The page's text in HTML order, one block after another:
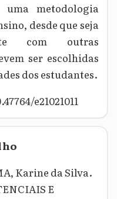
uma metodologia
desde que seja
com outras
ser escolhidas
dos estudantes.
e21021011
Karine da Silva.
E